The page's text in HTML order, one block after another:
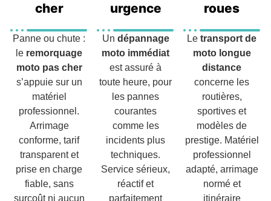
cher
Panne ou chute :
le remorquage
moto pas cher
s’appuie sur un
matériel
professionnel.
Arrimage
conforme, tarif
transparent et
prise en charge
fiable, sans
surcoût ni aucun
urgence
Un dépannage
moto immédiat
est assuré à
toute heure, pour
les pannes
courantes
comme les
incidents plus
techniques.
Service sérieux,
réactif et
parfaitement
roues
Letransport de
moto longue
distance
concerne les
routières,
sportives et
modèles de
prestige. Matériel
professionnel
adapté, arrimage
normé et
itinéraire